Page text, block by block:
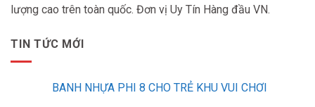
lượng cao trên toàn quốc. Đơn vị Uy Tín Hàng đầu VN.
TIN TỨC MỚI
BANH NHỰA PHI 8 CHO TRẺ KHU VUI CHƠI